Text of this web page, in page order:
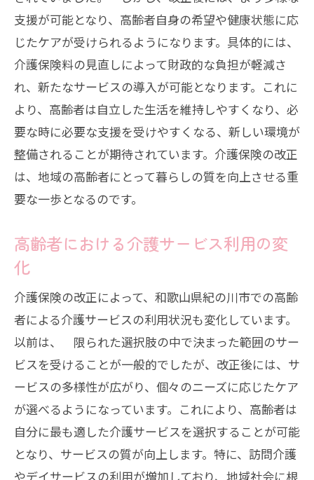
支援が可能となり、高齢者自身の希望や健康状態に応
じたケアが受けられるようになります。具体的には、
介護保険料の見直しによって財政的な負担が軽減さ
れ、新たなサービスの導入が可能となります。これに
より、高齢者は自立した生活を維持しやすくなり、必
要な時に必要な支援を受けやすくなる、新しい環境が
整備されることが期待されています。介護保険の改正
は、地域の高齢者にとって暮らしの質を向上させる重
要な一歩となるのです。
高齢者における介護サービス利用の変
化
介護保険の改正によって、和歌山県紀の川市での高齢
者による介護サービスの利用状況も変化しています。
以前は、 限られた選択肢の中で決まった範囲のサー
ビスを受けることが一般的でしたが、改正後には、サ
ービスの多様性が広がり、個々のニーズに応じたケア
が選べるようになっています。これにより、高齢者は
自分に最も適した介護サービスを選択することが可能
となり、サービスの質が向上します。特に、訪問介護
やデイサービスの利用が増加しており、地域社会に根